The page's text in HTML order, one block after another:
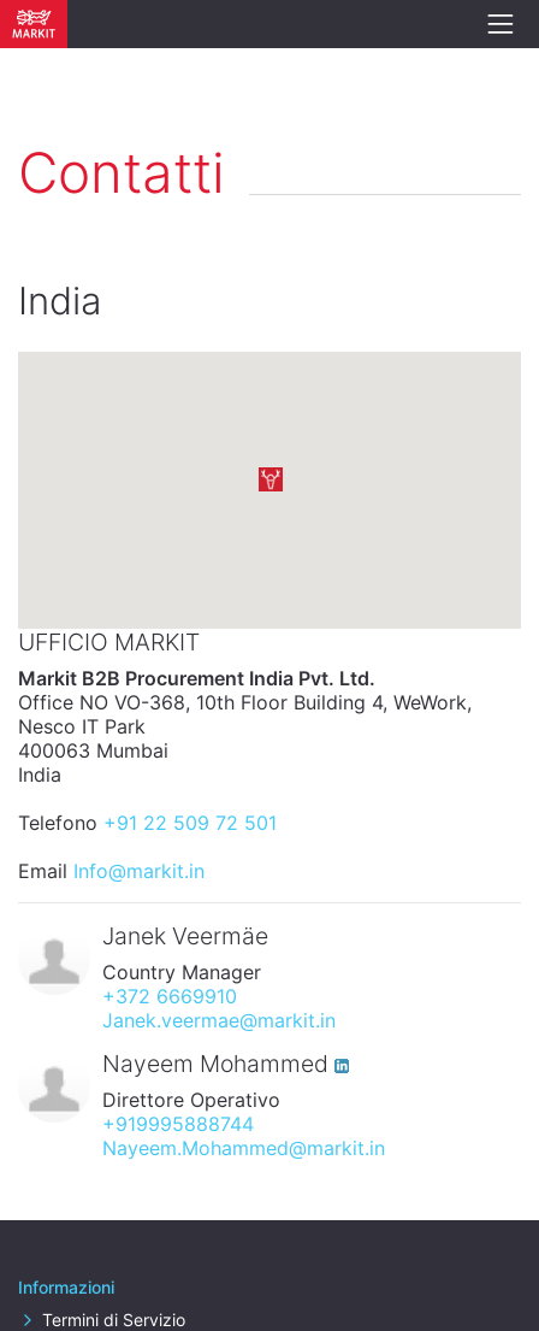
Contatti
India
UFFICIO MARKIT
Markit B2B Procurement India Pvt. Ltd.
Office NO VO-368, 10th Floor Building 4, WeWork,
Nesco IT Park
400063 Mumbai
India
Telefono +91 22 509 72 501
Email Info@markit.in
Janek Veermäe
Country Manager
+372 6669910
Janek.veermae@markit.in
Nayeem Mohammed
Direttore Operativo
+919995888744
Nayeem.Mohammed@markit.in
Informazioni
Termini di Servizio